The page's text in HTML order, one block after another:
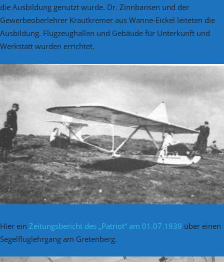
die Ausbildung genutzt wurde. Dr. Zinnbansen und der
Gewerbeoberlehrer Krautkremer aus Wanne-Eickel leiteten die
Ausbildung. Flugzeughallen und Gebäude für Unterkunft und
Werkstatt wurden errichtet.
Hier ein Zeitungsbericht des „Patriot“ am 01.07.1939 über einen
Segelfluglehrgang am Gretenberg.